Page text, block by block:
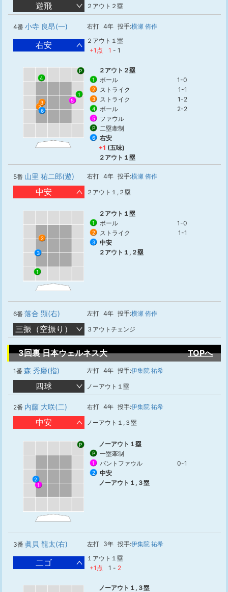
遊飛 ２アウト２塁
4番 小寺 良昂(一) 右打 4年 投手:横瀬 侑作
右安
２アウト１塁
+1点
1 - 1
1
2
3
4
5
P
6
２アウト２塁
1 ボール 1-0
2 ストライク 1-1
3 ストライク 1-2
4 ボール 2-2
5 ファウル
P 二塁牽制
6
右安
+1 (五味)
２アウト１塁
5番 山里 祐二郎(遊) 右打 4年 投手:横瀬 侑作
中安 ２アウト１,２塁
1
2
3
２アウト１塁
1 ボール 1-0
2 ストライク 1-1
3
中安
２アウト１,２塁
6番 落合 顕(右) 左打 4年 投手:横瀬 侑作
三振（空振り） ３アウトチェンジ
3回裏 日本ウェルネス大 TOPへ
1番 森 秀磨(指) 左打 4年 投手:伊集院 祐希
四球 ノーアウト１塁
2番 内藤 大咲(二) 右打 4年 投手:伊集院 祐希
中安 ノーアウト１,３塁
P
1
2
ノーアウト１塁
P 一塁牽制
1 バントファウル 0-1
2
中安
ノーアウト１,３塁
3番 眞貝 龍太(右) 左打 3年 投手:伊集院 祐希
二ゴ
１アウト１塁
+1点
1 - 2
ノーアウト１,３塁